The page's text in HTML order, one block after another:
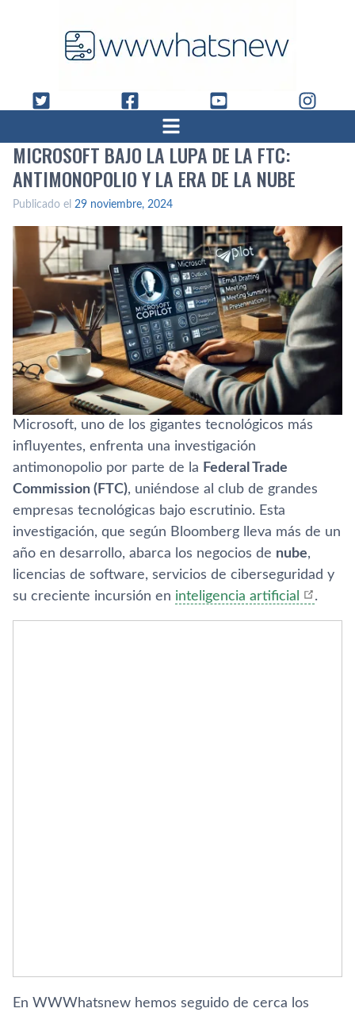
MICROSOFT BAJO LA LUPA DE LA FTC:
ANTIMONOPOLIO Y LA ERA DE LA NUBE
Publicado el 29 noviembre, 2024
Microsoft, uno de los gigantes tecnológicos más
influyentes, enfrenta una investigación
antimonopolio por parte de la Federal Trade
Commission (FTC), uniéndose al club de grandes
empresas tecnológicas bajo escrutinio. Esta
investigación, que según Bloomberg lleva más de un
año en desarrollo, abarca los negocios de nube,
licencias de software, servicios de ciberseguridad y
su creciente incursión en inteligencia artificial .
En WWWhatsnew hemos seguido de cerca los